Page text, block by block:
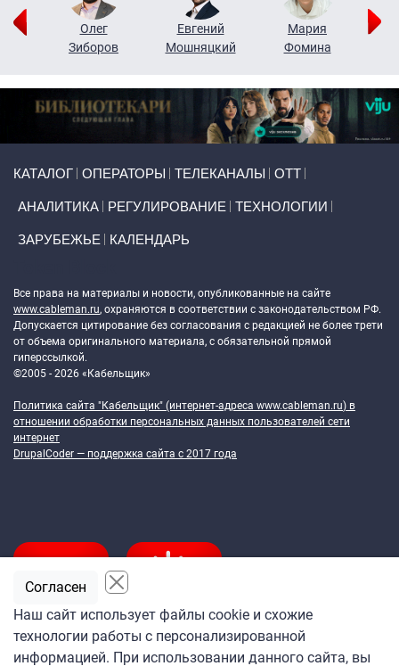
Олег
Зиборов
Евгений
Мошняцкий
Мария
Фомина
КАТАЛОГ ОПЕРАТОРЫ ТЕЛЕКАНАЛЫ ОТТ
АНАЛИТИКА РЕГУЛИРОВАНИЕ ТЕХНОЛОГИИ
ЗАРУБЕЖЬЕ КАЛЕНДАРЬ
Все права на материалы и новости, опубликованные на сайте
www.cableman.ru, охраняются в соответствии с законодательством РФ.
Допускается цитирование без согласования с редакцией не более трети
от объема оригинального материала, с обязательной прямой
гиперссылкой.
©2005 - 2026 «Кабельщик»
Политика сайта "Кабельщик" (интернет-адреса www.cableman.ru) в
отношении обработки персональных данных пользователей сети
интернет
DrupalCoder — поддержка сайта c 2017 года
Подпишитесь
Наш сайт использует файлы cookie и схожие
технологии работы с персонализированной
информацией. При использовании данного сайта, вы
Согласен